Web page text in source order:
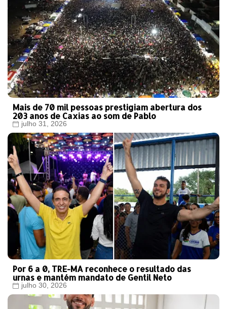
Mais de 70 mil pessoas prestigiam abertura dos
203 anos de Caxias ao som de Pablo
julho 31, 2026
Por 6 a 0, TRE-MA reconhece o resultado das
urnas e mantém mandato de Gentil Neto
julho 30, 2026